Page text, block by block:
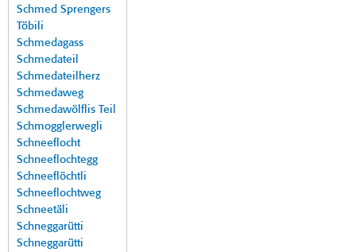
Schmed Sprengers
Töbili
Schmedagass
Schmedateil
Schmedateilherz
Schmedaweg
Schmedawölflis Teil
Schmogglerwegli
Schneeflocht
Schneeflochtegg
Schneeflöchtli
Schneeflochtweg
Schneetäli
Schneggarütti
Schneggarütti